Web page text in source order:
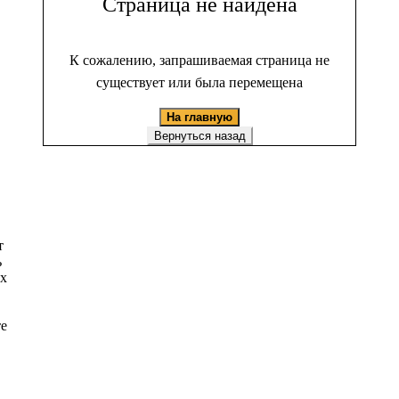
К сожалению, запрашиваемая страница не
существует или была перемещена
На главную
Вернуться назад